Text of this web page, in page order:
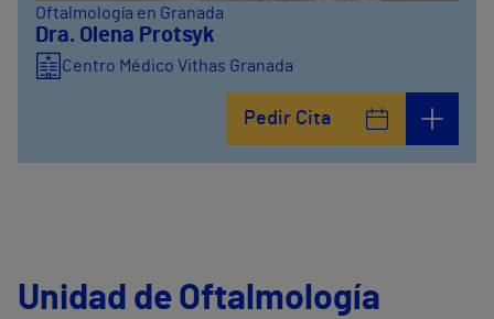
Oftalmología en Granada
Dra. Olena Protsyk
Centro Médico Vithas Granada
Pedir Cita
Unidad de Oftalmología